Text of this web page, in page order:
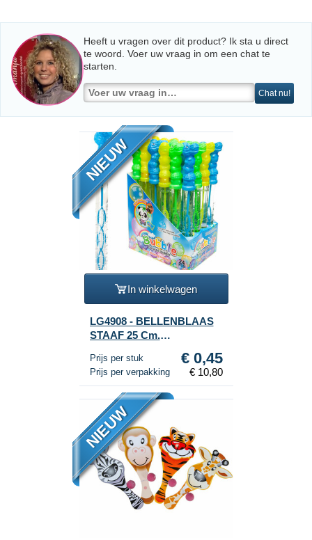
Heeft u vragen over dit product? Ik sta u direct
te woord. Voer uw vraag in om een chat te
starten.
Chat nu!
NIEUW
In winkelwagen
LG4908 - BELLENBLAAS
STAAF 25 Cm.
(24st.)
Prijs per stuk € 0,45
Prijs per verpakking € 10,80
NIEUW